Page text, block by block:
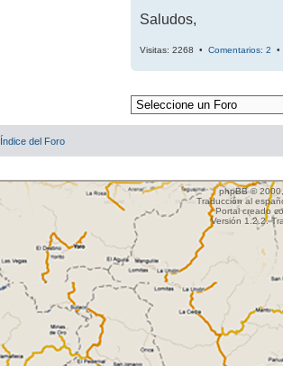
Saludos,
Visitas: 2268 • Comentarios: 2
Índice del Foro
phpBB ©
Traducción al
Portal creado
Versión 1.2.2.